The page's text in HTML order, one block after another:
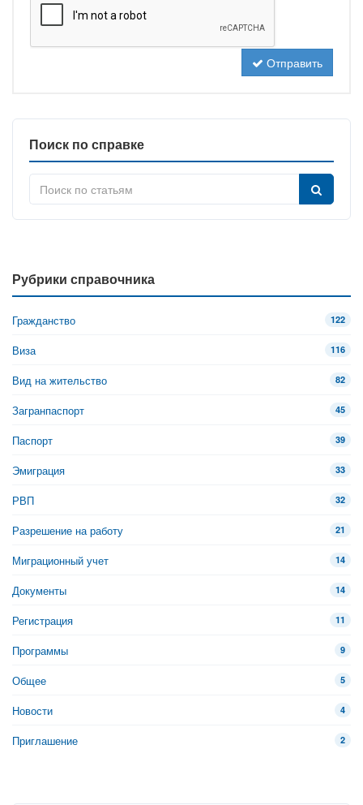
Отправить
Поиск по справке
Рубрики справочника
Гражданство 122
Виза 116
Вид на жительство 82
Загранпаспорт 45
Паспорт 39
Эмиграция 33
РВП 32
Разрешение на работу 21
Миграционный учет 14
Документы 14
Регистрация 11
Программы 9
Общее 5
Новости 4
Приглашение 2